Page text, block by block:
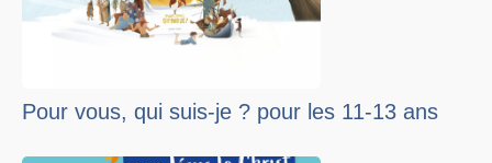
Pour vous, qui suis-je ? pour les 11-13 ans